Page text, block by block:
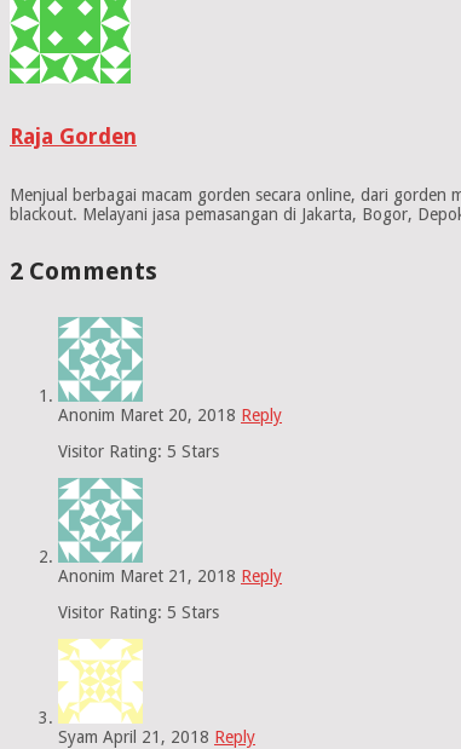
Raja Gorden
Menjual berbagai macam gorden secara online, dari
blackout. Melayani jasa pemasangan di Jakarta, Bogor,
2 Comments
Anonim Maret 20, 2018 Reply
Visitor Rating: 5 Stars
Anonim Maret 21, 2018 Reply
Visitor Rating: 5 Stars
Syam April 21, 2018 Reply